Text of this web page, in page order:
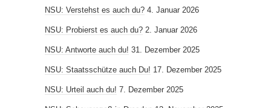
NSU: Verstehst es auch du? 4. Januar 2026
NSU: Probierst es auch du? 2. Januar 2026
NSU: Antworte auch du! 31. Dezember 2025
NSU: Staatsschütze auch Du! 17. Dezember 2025
NSU: Urteil auch du! 7. Dezember 2025